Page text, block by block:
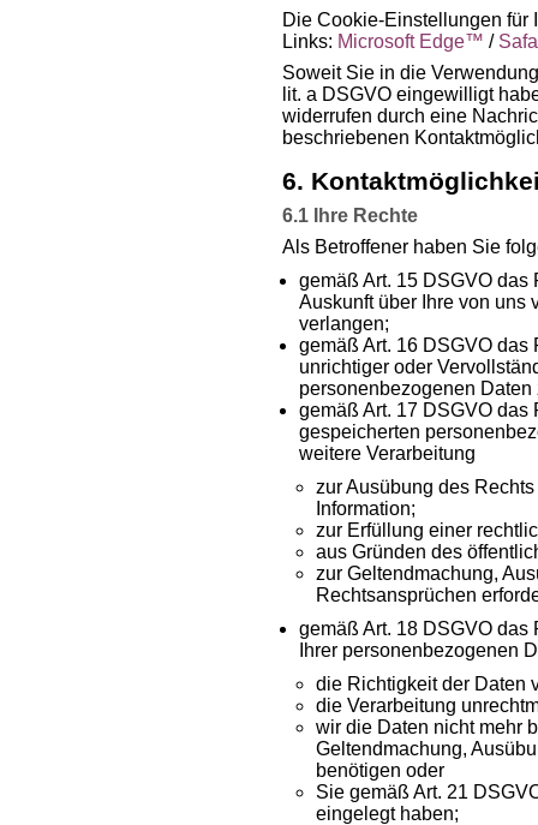
Die Cookie-Einstellungen für
Links: Microsoft Edge™ /
Soweit Sie in die
lit. a DSGVO eingewilligt
widerrufen durch eine
beschriebenen
6.
6.1 Ihre Rechte
Als Betroffener haben Sie
gemäß Art. 15 DSGVO das
Auskunft über Ihre von uns
verlangen;
gemäß Art. 16 DSGVO
unrichtiger oder
personenbezogenen Daten
gemäß Art. 17 DSGVO das
gespeicherten
weitere Verarbeitung
zur Ausübung des
Information;
zur Erfüllung einer
aus Gründen des
zur Geltendmachung,
Rechtsansprüchen
gemäß Art. 18 DSGVO das
Ihrer personenbezogenen
die Richtigkeit der Daten
die Verarbeitung
wir die Daten nicht mehr
Geltendmachung,
benötigen oder
Sie gemäß Art. 21
eingelegt haben;